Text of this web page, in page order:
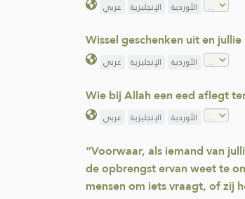
عربي الإنجليزية الأوردية
Wissel geschenken uit en
عربي الإنجليزية الأوردية
Wie bij Allah een eed aflegt
عربي الإنجليزية الأوردية
“Voorwaar, als iemand van
de opbrengst ervan weet te
mensen om iets vraagt, of zij